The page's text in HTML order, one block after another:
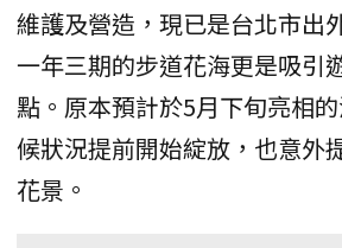
維護及營造，現已是台北市出
一年三期的步道花海更是吸引
點。原本預計於5月下旬亮相
候狀況提前開始綻放，也意外
花景。